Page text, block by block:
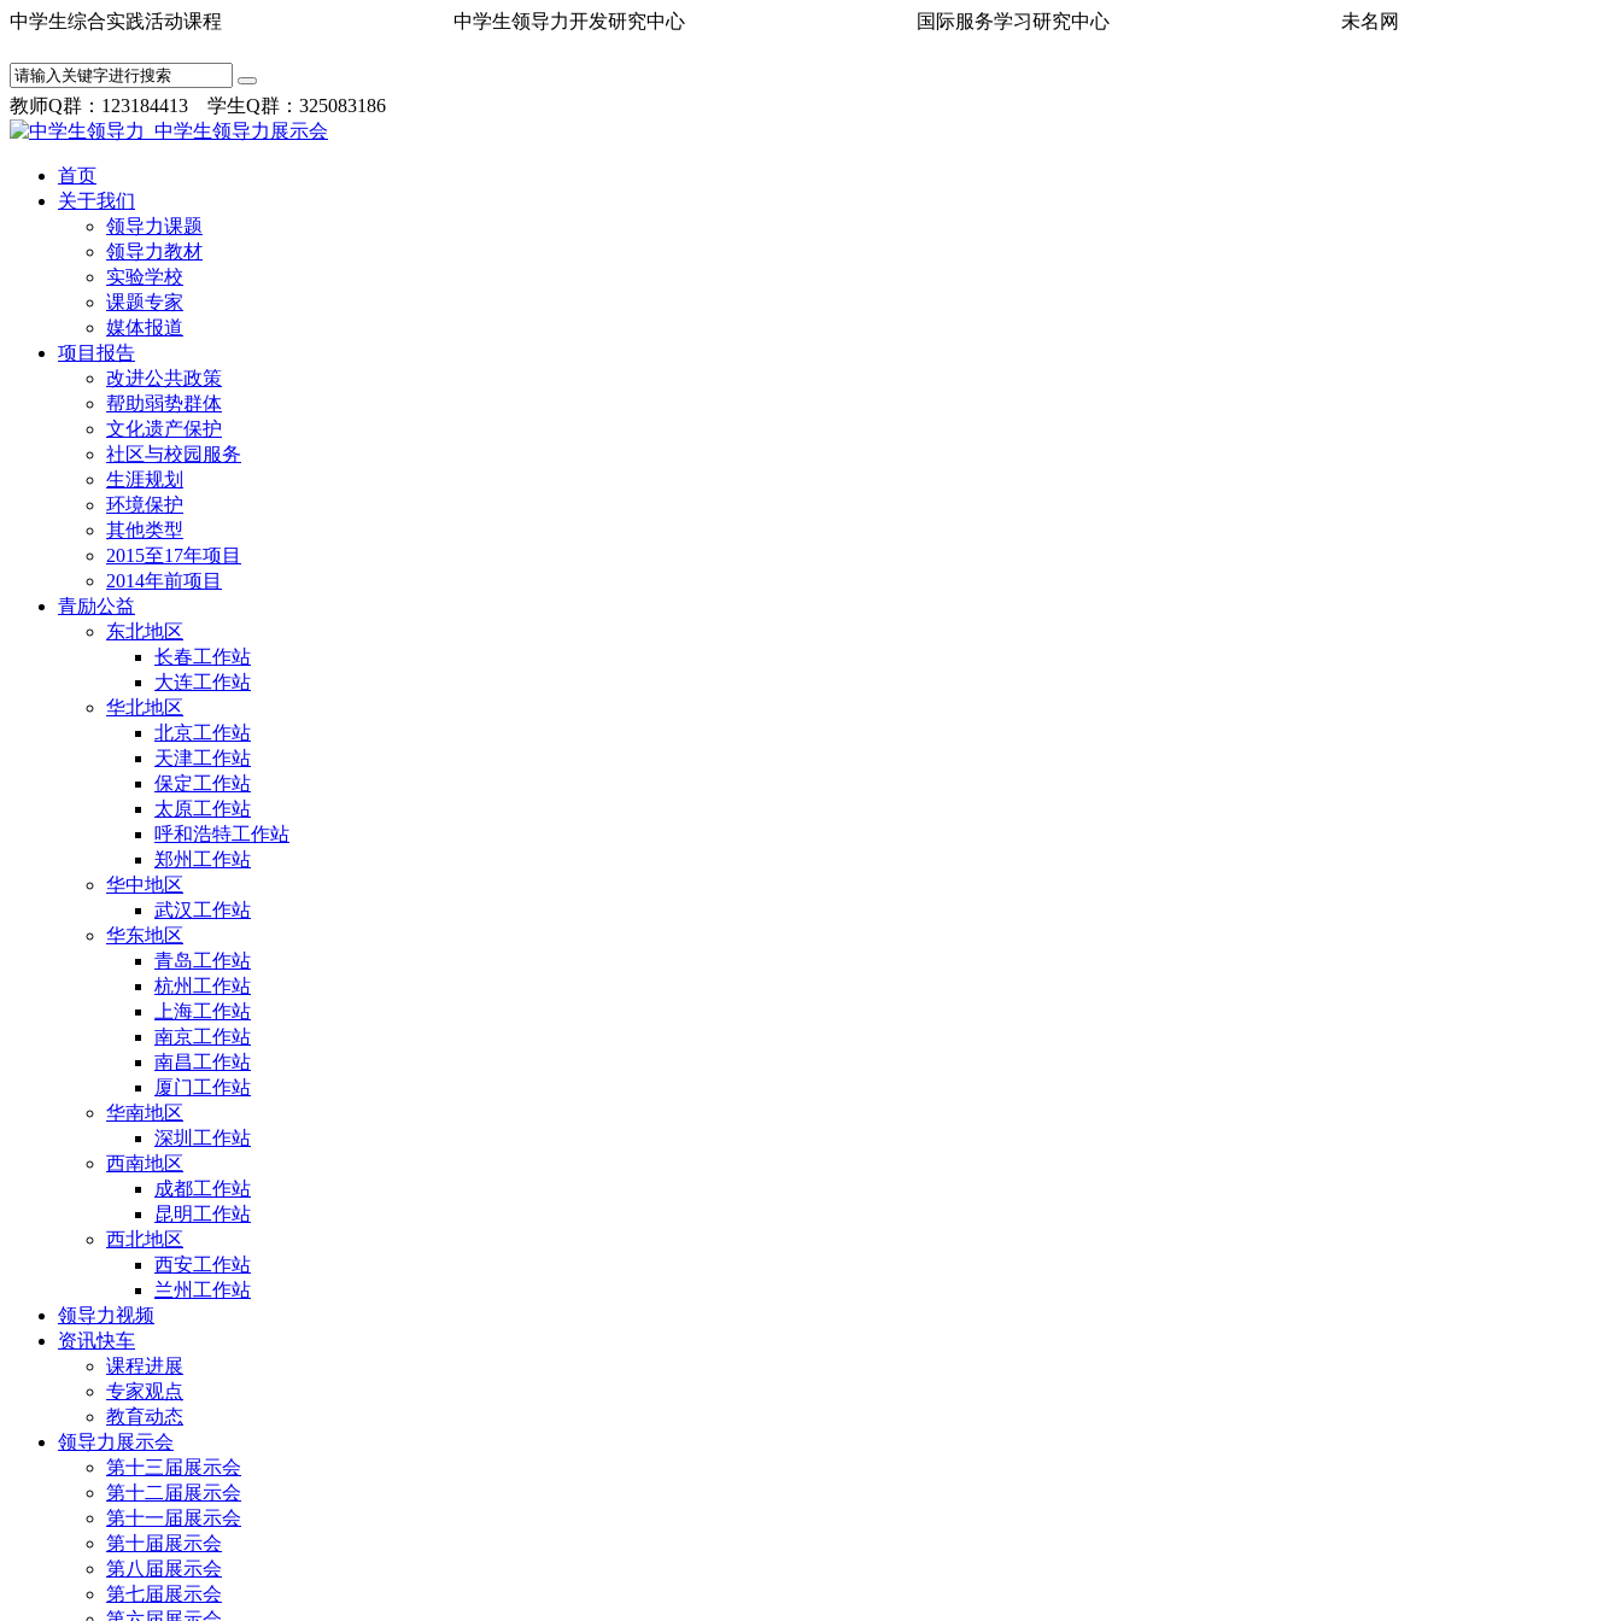
中学生综合实践活动课程 中学生领导力开发研究中心 国际服务学习研究中心 未名网
教师Q群：123184413 学生Q群：325083186
首页
关于我们
领导力课题
领导力教材
实验学校
课题专家
媒体报道
项目报告
改进公共政策
帮助弱势群体
文化遗产保护
社区与校园服务
生涯规划
环境保护
其他类型
2015至17年项目
2014年前项目
青励公益
东北地区
长春工作站
大连工作站
华北地区
北京工作站
天津工作站
保定工作站
太原工作站
呼和浩特工作站
郑州工作站
华中地区
武汉工作站
华东地区
青岛工作站
杭州工作站
上海工作站
南京工作站
南昌工作站
厦门工作站
华南地区
深圳工作站
西南地区
成都工作站
昆明工作站
西北地区
西安工作站
兰州工作站
领导力视频
资讯快车
课程进展
专家观点
教育动态
领导力展示会
第十三届展示会
第十二届展示会
第十一届展示会
第十届展示会
第八届展示会
第七届展示会